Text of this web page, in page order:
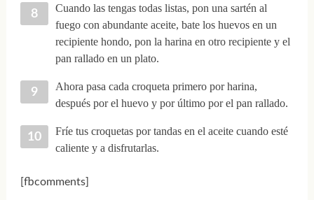
Cuando las tengas todas listas, pon una sartén al
fuego con abundante aceite, bate los huevos en un
recipiente hondo, pon la harina en otro recipiente y el
pan rallado en un plato.
Ahora pasa cada croqueta primero por harina,
después por el huevo y por último por el pan rallado.
Fríe tus croquetas por tandas en el aceite cuando esté
caliente y a disfrutarlas.
[fbcomments]